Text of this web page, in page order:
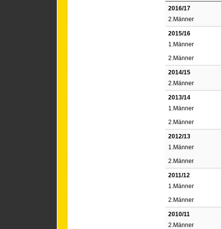
2016/17
2.Männer
2015/16
1.Männer
2.Männer
2014/15
2.Männer
2013/14
1.Männer
2.Männer
2012/13
1.Männer
2.Männer
2011/12
1.Männer
2.Männer
2010/11
2.Männer